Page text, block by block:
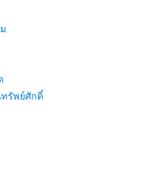
รัพย์ศักดิ์